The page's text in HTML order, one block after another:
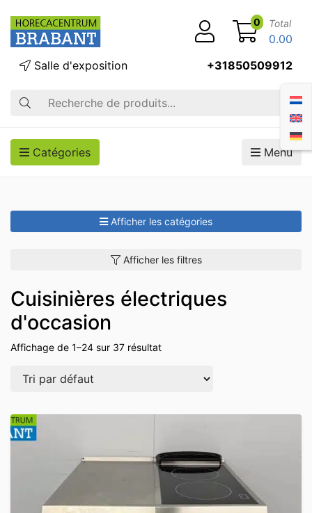
Recherche
Salle d'exposition +31850509912
0 Total
0.00
Catégories Menu
Afficher les catégories
Afficher les filtres
Cuisinières électriques
d'occasion
Affichage de 1–24 sur 37 résultat